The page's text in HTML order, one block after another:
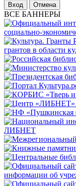
Отмена
ВСЕ БАННЕРЫ